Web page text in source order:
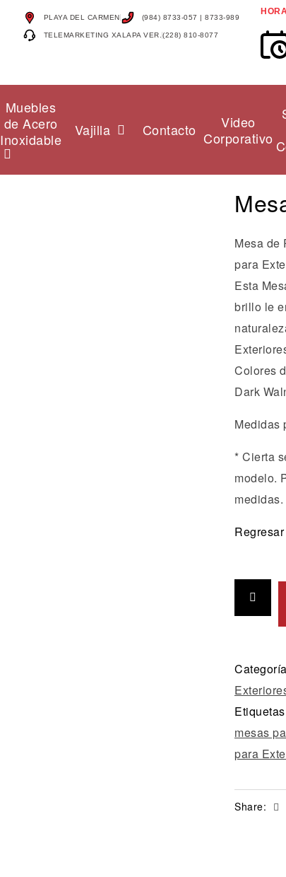
PLAYA DEL CARMEN (984) 8733-057 | 8733-989
TELEMARKETING XALAPA VER. (228) 810-8077
Muebles
de Acero
Inoxidable
Vajilla Contacto
Video
Corporativo
Mesa de
para
Esta
brillo le
Colores
Dark
Medidas
* Cierta
modelo.
medidas.
mesas
para
Share: